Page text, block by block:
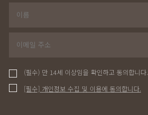
(필수) 만 14세 이상임을 확인하고 동의합니다.
[필수] 개인정보 수집 및 이용에 동의합니다.